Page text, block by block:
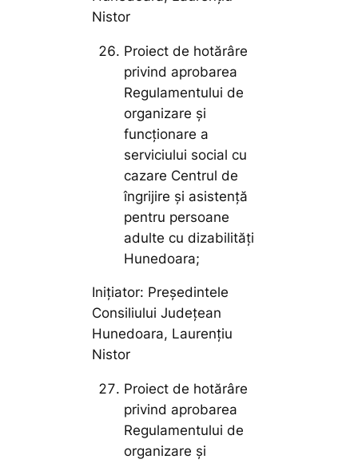
Nistor
Proiect de hotărâre
privind aprobarea
Regulamentului de
organizare și
funcționare a
serviciului social cu
cazare Centrul de
îngrijire și asistență
pentru persoane
adulte cu dizabilități
Hunedoara;
Inițiator: Președintele
Consiliului Județean
Hunedoara, Laurențiu
Nistor
Proiect de hotărâre
privind aprobarea
Regulamentului de
organizare și